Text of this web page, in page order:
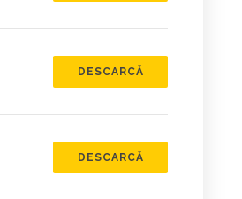
DESCARCĂ
DESCARCĂ